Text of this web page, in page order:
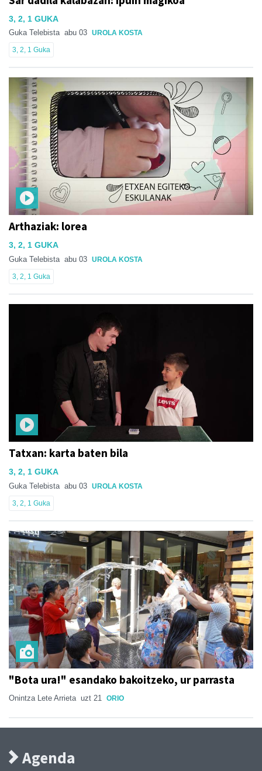
3, 2, 1 GUKA
Guka Telebista abu 03 UROLA KOSTA
3, 2, 1 Guka
Arthaziak: lorea
3, 2, 1 GUKA
Guka Telebista abu 03 UROLA KOSTA
3, 2, 1 Guka
Tatxan: karta baten bila
3, 2, 1 GUKA
Guka Telebista abu 03 UROLA KOSTA
3, 2, 1 Guka
"Bota ura!" esandako bakoitzeko, ur parrasta
Onintza Lete Arrieta uzt 21 ORIO
Agenda